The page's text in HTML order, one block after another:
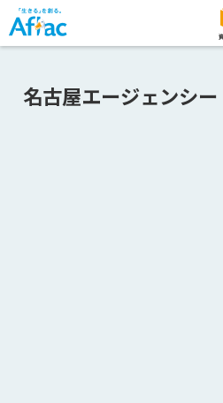
名古屋エージェンシ